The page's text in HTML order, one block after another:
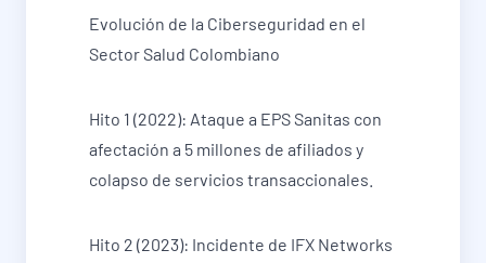
Evolución de la Ciberseguridad en el
Sector Salud Colombiano
Hito 1 (2022): Ataque a EPS Sanitas con
afectación a 5 millones de afiliados y
colapso de servicios transaccionales.
Hito 2 (2023): Incidente de IFX Networks